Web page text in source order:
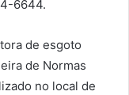
6644.
de esgoto
de Normas
no local de